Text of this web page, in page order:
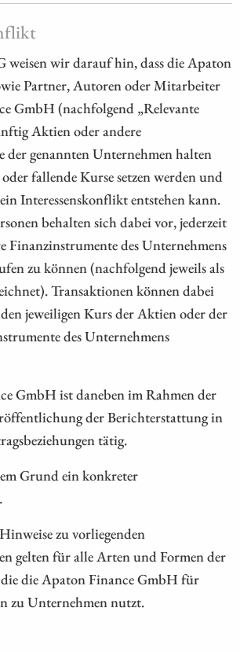
weisen wir darauf hin, dass die Apaton
Partner, Autoren oder Mitarbeiter
GmbH (nachfolgend „Relevante
Aktien oder andere
der genannten Unternehmen halten
fallende Kurse setzen werden und
Interessenskonflikt entstehen kann.
behalten sich dabei vor, jederzeit
Finanzinstrumente des Unternehmens
zu können (nachfolgend jeweils als
Transaktionen können dabei
jeweiligen Kurs der Aktien oder der
des Unternehmens
GmbH ist daneben im Rahmen der
der Berichterstattung in
tätig.
Grund ein konkreter
zu vorliegenden
gelten für alle Arten und Formen der
die Apaton Finance GmbH für
zu Unternehmen nutzt.